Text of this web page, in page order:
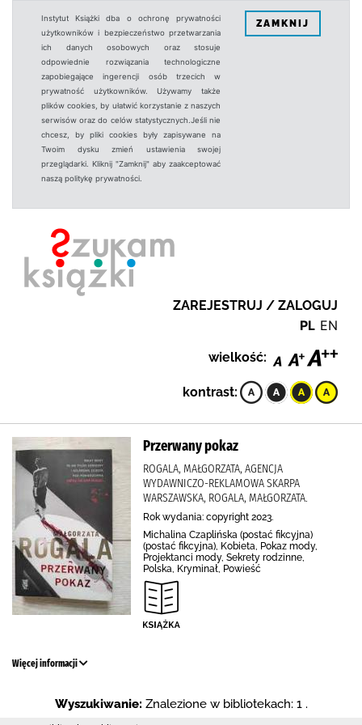
Instytut Książki dba o ochronę prywatności
użytkowników i bezpieczeństwo przetwarzania
ich danych osobowych oraz stosuje
odpowiednie rozwiązania technologiczne
zapobiegające ingerencji osób trzecich w
prywatność użytkowników. Używamy także
plików cookies, by ułatwić korzystanie z naszych
serwisów oraz do celów statystycznych.Jeśli nie
chcesz, by pliki cookies były zapisywane na
Twoim dysku zmień ustawienia swojej
przeglądarki. Kliknij "Zamknij" aby zaakceptować
naszą politykę prywatności.
ZAMKNIJ
ZAREJESTRUJ / ZALOGUJ
PL EN
wielkość:
kontrast:
Przerwany pokaz
ROGALA, MAŁGORZATA, AGENCJA
WYDAWNICZO-REKLAMOWA SKARPA
WARSZAWSKA, ROGALA, MAŁGORZATA.
Rok wydania: copyright 2023.
Michalina Czaplińska (postać fikcyjna)
(postać fikcyjna), Kobieta, Pokaz mody,
Projektanci mody, Sekrety rodzinne,
Polska, Kryminał, Powieść
Więcej informacji
Wyszukiwanie: Znalezione w bibliotekach: 1 .